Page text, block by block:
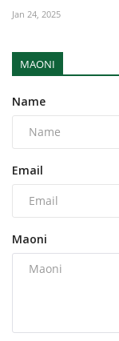
Jan 24, 2025
MAONI
Name
Email
Maoni